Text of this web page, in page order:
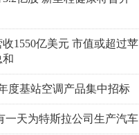
1550亿美元 市值或超过苹
和
度基站空调产品集中招标
一天为特斯拉公司生产汽车